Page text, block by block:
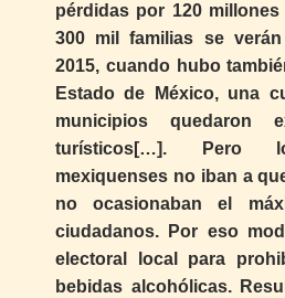
pérdidas por 120
300 mil familias se
2015, cuando hubo
Estado de México, una
municipios quedaron
turísticos[…]. Pero
mexiquenses no iban a
no ocasionaban el
ciudadanos. Por eso
electoral local para
bebidas alcohólicas.